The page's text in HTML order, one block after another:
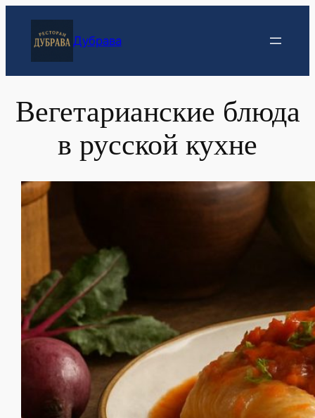
содержимому
Дубрава
Вегетарианские блюда
в русской кухне